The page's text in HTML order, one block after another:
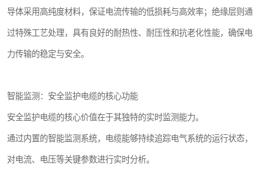
导体采用高纯度材料，保证电流传输的低损耗与高效率；绝缘层则通
过特殊工艺处理，具有良好的耐热性、耐压性和抗老化性能，确保电
力传输的稳定与安全。
智能监测：安全监护电缆的核心功能
安全监护电缆的核心价值在于其独特的实时监测能力。
通过内置的智能监测系统，电缆能够持续追踪电气系统的运行状态，
对电流、电压等关键参数进行实时分析。